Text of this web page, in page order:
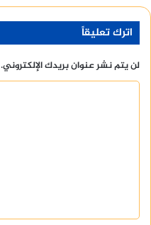
اترك تعليقاً
لن يتم نشر عنوان بريدك الإلكتروني.
ق